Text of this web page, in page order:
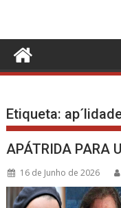
Etiqueta:
APÁTRIDA PARA
16 de Junho de 2026